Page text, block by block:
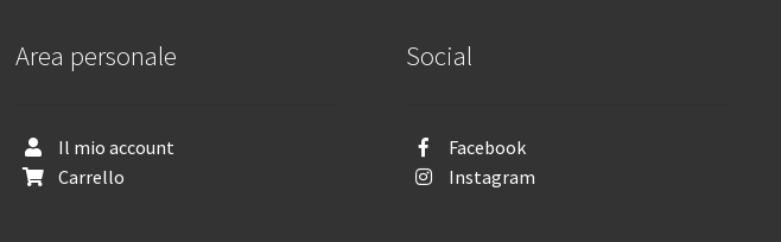
Area personale
Il mio account
Carrello
Social
Facebook
Instagram